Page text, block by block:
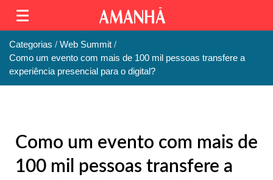
Categorias
Web Summit
Como um evento com mais de 100 mil pessoas transfere a
experiência presencial para o digital?
Como um evento com mais de
100 mil pessoas transfere a